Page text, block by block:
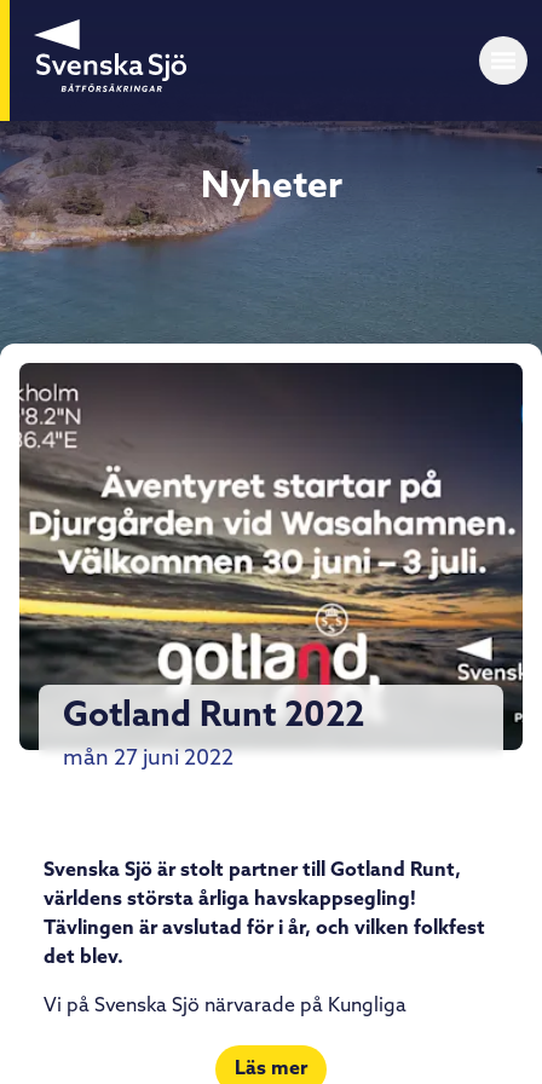
Nyheter
Gotland Runt 2022
mån 27 juni 2022
Svenska Sjö är stolt partner till Gotland Runt,
världens största årliga havskappsegling!
Tävlingen är avslutad för i år, och vilken folkfest
det blev.
Vi på Svenska Sjö närvarade på Kungliga
tillgänglig för tävlingsdeltagarna under starten i
Läs mer